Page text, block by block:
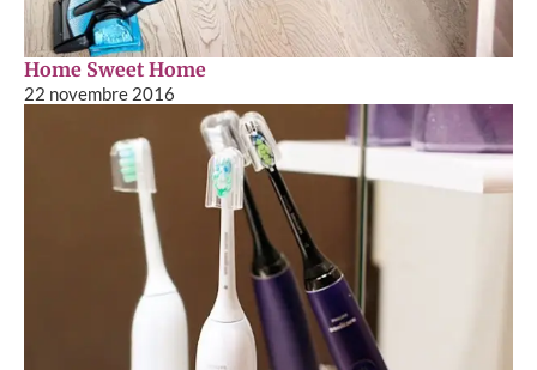
Home Sweet Home
22 novembre 2016